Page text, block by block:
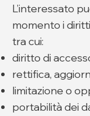
L’interessato
momento i
tra cui:
diritto di
rettifica,
limitazione o
portabilità dei